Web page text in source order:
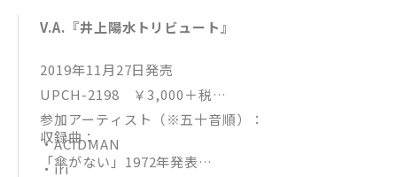
V.A.『井上陽水トリビュート』
2019年11月27日発売
UPCH-2198 ￥3,000＋税
参加アーティスト（※五十音順）：
・ACIDMAN
・iri
収録曲：
「傘がない」1972年発表